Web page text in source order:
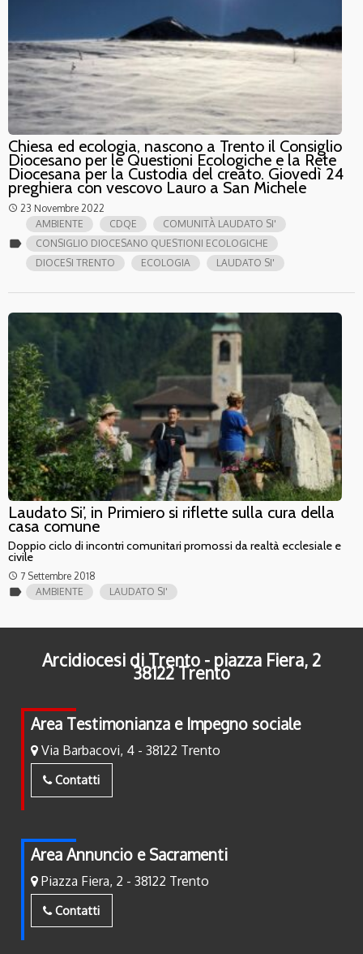
Chiesa ed ecologia, nascono a Trento il Consiglio
Diocesano per le Questioni Ecologiche e la Rete
Diocesana per la Custodia del creato. Giovedì 24
preghiera con vescovo Lauro a San Michele
access_time 23 Novembre 2022
label
AMBIENTE CDQE
COMUNITÀ LAUDATO SI'
CONSIGLIO DIOCESANO QUESTIONI ECOLOGICHE
DIOCESI TRENTO
ECOLOGIA LAUDATO SI'
Laudato Si’, in Primiero si riflette sulla cura della
casa comune
Doppio ciclo di incontri comunitari promossi da realtà ecclesiale e
civile
access_time 7 Settembre 2018
label AMBIENTE LAUDATO SI'
Arcidiocesi di Trento - piazza Fiera, 2
38122 Trento
Area Testimonianza e Impegno sociale
Via Barbacovi, 4 - 38122 Trento
Contatti
Area Annuncio e Sacramenti
Piazza Fiera, 2 - 38122 Trento
Contatti